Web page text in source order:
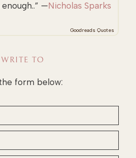
—Nicholas Sparks
Goodreads Quotes
WRITE TO
form below: